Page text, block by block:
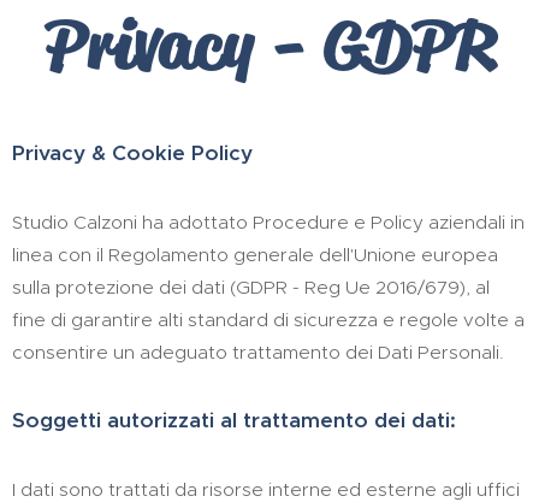
Privacy - GDPR
Privacy & Cookie Policy
Studio Calzoni ha adottato Procedure e Policy aziendali in
linea con il Regolamento generale dell'Unione europea
sulla protezione dei dati (GDPR - Reg Ue 2016/679), al
fine di garantire alti standard di sicurezza e regole volte a
consentire un adeguato trattamento dei Dati Personali.
Soggetti autorizzati al trattamento dei dati:
I dati sono trattati da risorse interne ed esterne agli uffici